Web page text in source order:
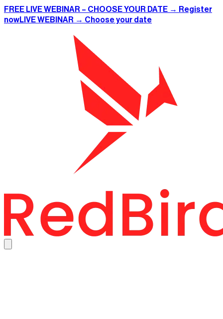
FREE LIVE WEBINAR – CHOOSE YOUR DATE → Register
nowLIVE WEBINAR → Choose your date